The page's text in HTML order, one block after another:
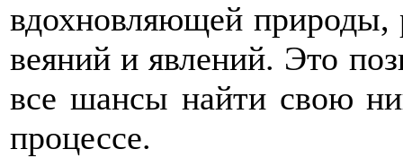
вдохновляющей природы,
веяний и явлений. Это
все шансы найти свою
процессе.